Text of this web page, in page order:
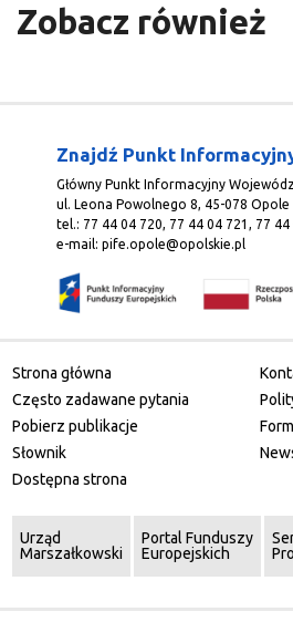
Zobacz również
Znajdź Punkt
Główny Punkt Informacyjny
ul. Leona Powolnego 8, 45-078 Opole
tel.: 77 44 04 720, 77 44 04 721, 77
e-mail:pife.opole@opolskie.pl
Strona główna
Często zadawane pytania
Pobierz publikacje
Słownik
Dostępna strona
Urząd
Marszałkowski
Portal Funduszy
Europejskich